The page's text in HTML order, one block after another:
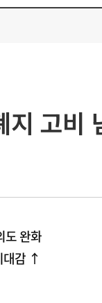
지 고비
도 완화
대감 ↑